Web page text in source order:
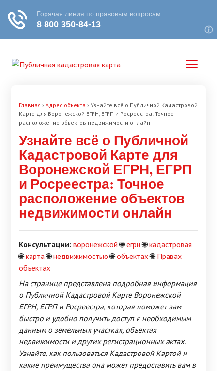
Главная › Адрес объекта › Узнайте всё о Публичной Кадастровой
Карте для Воронежской ЕГРН, ЕГРП и Росреестра: Точное
расположение объектов недвижимости онлайн
Узнайте всё о Публичной
Кадастровой Карте для
Воронежской ЕГРН, ЕГРП
и Росреестра: Точное
расположение объектов
недвижимости онлайн
Консультации: воронежской🌐егрн🌐кадастровая
🌐карта🌐недвижимостью🌐объектах🌐Правах
объектах
На странице представлена подробная информация
о Публичной Кадастровой Карте Воронежской
ЕГРН, ЕГРП и Росреестра, которая поможет вам
быстро и удобно получить доступ к необходимым
данным о земельных участках, объектах
недвижимости и других регистрационных актах.
Узнайте, как пользоваться Кадастровой Картой и
какие преимущества она может предоставить вам в